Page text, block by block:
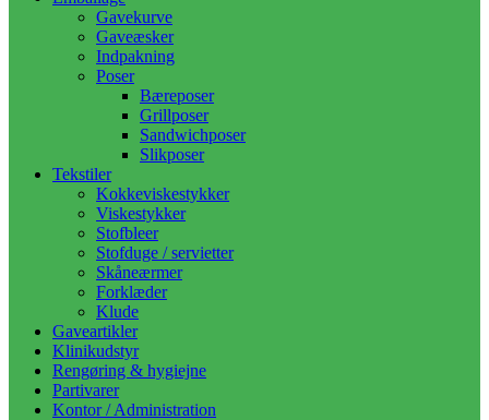
Gavekurve
Gaveæsker
Indpakning
Poser
Bæreposer
Grillposer
Sandwichposer
Slikposer
Tekstiler
Kokkeviskestykker
Viskestykker
Stofbleer
Stofduge / servietter
Skåneærmer
Forklæder
Klude
Gaveartikler
Klinikudstyr
Rengøring & hygiejne
Partivarer
Kontor / Administration